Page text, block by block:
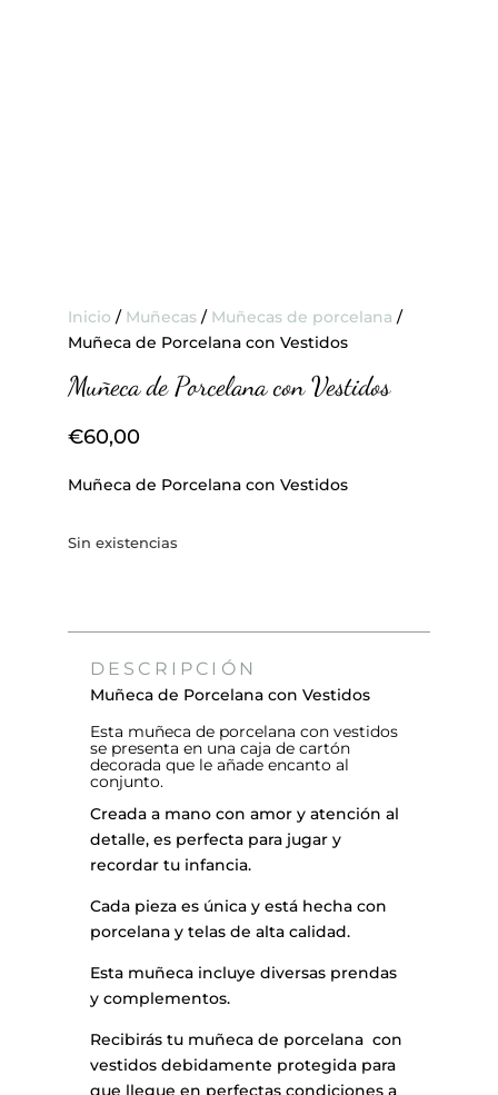
Inicio / Muñecas/ Muñecas de porcelana /
Muñeca de Porcelana con Vestidos
Muñeca de Porcelana con Vestidos
€60,00
Muñeca de Porcelana con Vestidos
Sin existencias
DESCRIPCIÓN
Muñeca de Porcelana con Vestidos
Esta muñeca de porcelana con vestidos
se presenta en una caja de cartón
decorada que le añade encanto al
conjunto.
Creada a mano con amor y atención al
detalle, es perfecta para jugar y
recordar tu infancia.
Cada pieza es única y está hecha con
porcelana y telas de alta calidad.
Esta muñeca incluye diversas prendas
y complementos.
Recibirás tu muñeca de porcelana con
vestidos debidamente protegida para